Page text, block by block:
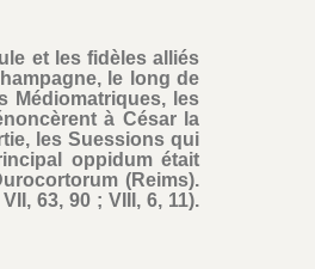
et les fidèles alliés
le long de
Médiomatriques, les
à César la
les Suessions qui
oppidum était
(Reims).
63, 90 ; VIII, 6, 11).